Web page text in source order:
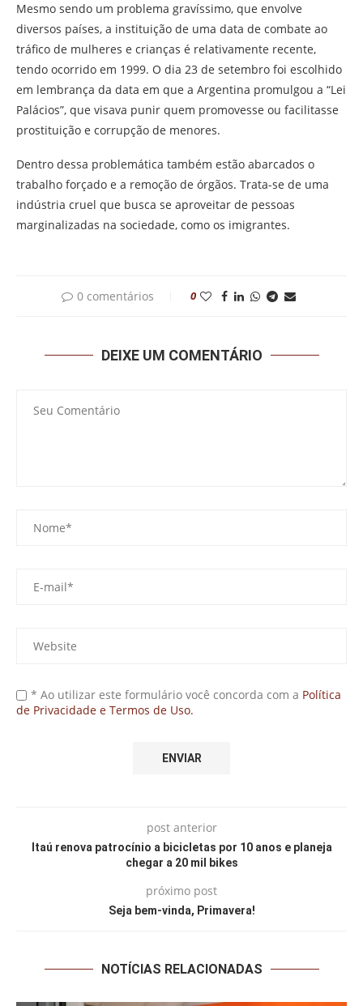
Mesmo sendo um problema gravíssimo, que envolve
diversos países, a instituição de uma data de combate ao
tráfico de mulheres e crianças é relativamente recente,
tendo ocorrido em 1999. O dia 23 de setembro foi escolhido
em lembrança da data em que a Argentina promulgou a “Lei
Palácios”, que visava punir quem promovesse ou facilitasse
prostituição e corrupção de menores.
Dentro dessa problemática também estão abarcados o
trabalho forçado e a remoção de órgãos. Trata-se de uma
indústria cruel que busca se aproveitar de pessoas
marginalizadas na sociedade, como os imigrantes.
0 comentários 0
DEIXE UM COMENTÁRIO
* Ao utilizar este formulário você concorda com a Política
de Privacidade e Termos de Uso.
post anterior
Itaú renova patrocínio a bicicletas por 10 anos e planeja
chegar a 20 mil bikes
próximo post
Seja bem-vinda, Primavera!
NOTÍCIAS RELACIONADAS